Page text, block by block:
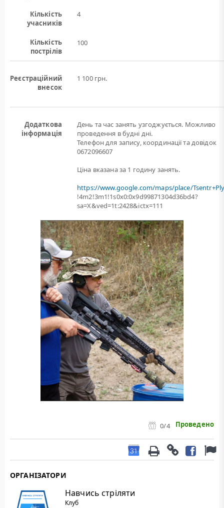
Кількість
учасників
4
Кількість
пострілів
100
Реєстраційний
внесок
1 100 грн.
Додаткова
інформація
День та час занять узгоджується. Можливо
проведення в будні дні.
Телефон для запису, координації та довідок
0672096607
Ціна вказана за 1 годину занять.
https://www.google.com/maps/place/
!4m2!3m1!1s0x0:0x9d99871304d36bd4?
sa=X&ved=1t:2428&ictx=111
0/4 Проведено
ОРГАНІЗАТОРИ
Навчись стріляти
Клуб